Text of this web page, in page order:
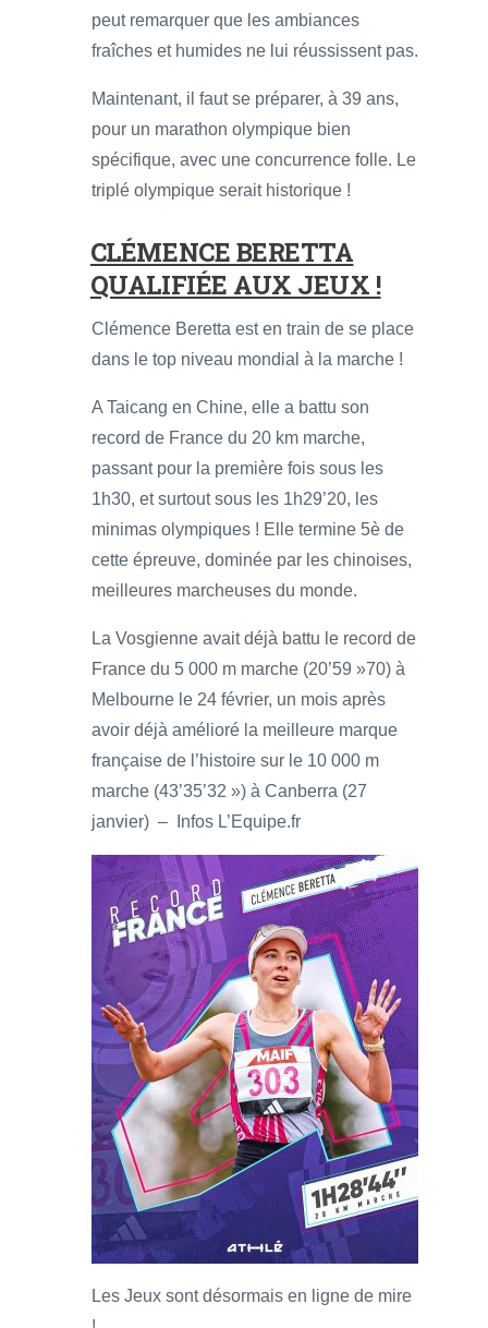
peut remarquer que les ambiances
fraîches et humides ne lui réussissent pas.
Maintenant, il faut se préparer, à 39 ans,
pour un marathon olympique bien
spécifique, avec une concurrence folle. Le
triplé olympique serait historique !
CLÉMENCE BERETTA
QUALIFIÉE AUX JEUX !
Clémence Beretta est en train de se place
dans le top niveau mondial à la marche !
A Taicang en Chine, elle a battu son
record de France du 20 km marche,
passant pour la première fois sous les
1h30, et surtout sous les 1h29’20, les
minimas olympiques ! Elle termine 5è de
cette épreuve, dominée par les chinoises,
meilleures marcheuses du monde.
La Vosgienne avait déjà battu le record de
France du 5 000 m marche (20’59 »70) à
Melbourne le 24 février, un mois après
avoir déjà amélioré la meilleure marque
française de l’histoire sur le 10 000 m
marche (43’35’32 ») à Canberra (27
janvier) – Infos L’Equipe.fr
Les Jeux sont désormais en ligne de mire